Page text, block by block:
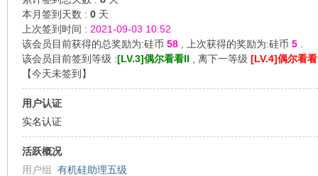
本月签到天数 : 0 天
上次签到时间 : 2021-09-03 10:52
该会员目前获得的总奖励为:硅币 58 , 上次获得的奖励为:硅币 5
该会员目前签到等级 :[LV.3]偶尔看看II , 离下一等级 [LV.4]偶尔看
【今天未签到 】
用户认证
实名认证
活跃概况
用户组 有机硅助理五级